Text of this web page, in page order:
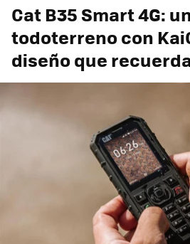
Cat B35 Smart 4G:
todoterreno con
diseño que